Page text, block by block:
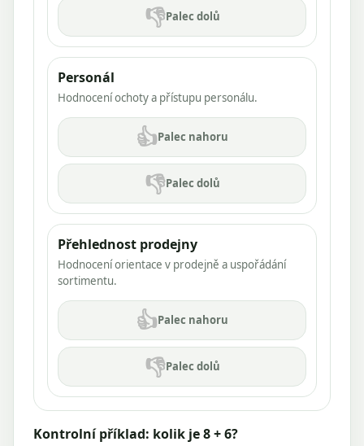
👎Palec dolů
Personál
Hodnocení ochoty a přístupu personálu.
👍Palec nahoru
👎Palec dolů
Přehlednost prodejny
Hodnocení orientace v prodejně a uspořádání
sortimentu.
👍Palec nahoru
👎Palec dolů
Kontrolní příklad: kolik je 8 + 6?